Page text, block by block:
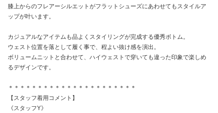
膝上からのフレアーシルエットがフラットシューズにあわせてもスタイルア
ップが叶います。
カジュアルなアイテムも品よくスタイリングが完成する優秀ボトム。
ウェスト位置を落として履く事で、程よい抜け感を演出。
ボリュームニットと合わせて、ハイウェストで穿いても違った印象で楽しめ
るデザインです。
＊＊＊＊＊＊＊＊＊＊＊＊＊＊＊＊＊＊＊＊＊＊
【スタッフ着用コメント】
《スタッフY》